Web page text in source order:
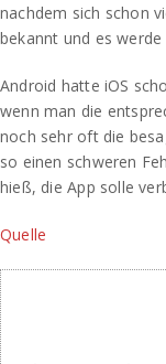
nachdem sich schon
bekannt und es
Android hatte iOS
wenn man die
noch sehr oft die
so einen schweren
hieß, die App solle
Quelle